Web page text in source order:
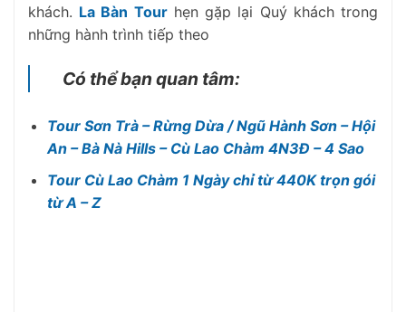
khách. La Bàn Tourhẹn gặp lại Quý khách trong
những hành trình tiếp theo
Có thể bạn quan tâm:
Tour Sơn Trà – Rừng Dừa / Ngũ Hành Sơn – Hội
An – Bà Nà Hills – Cù Lao Chàm 4N3Đ – 4 Sao
Tour Cù Lao Chàm 1 Ngày chỉ từ 440K trọn gói
từ A – Z